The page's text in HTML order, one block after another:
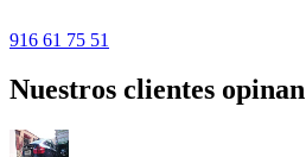
916 61 75 51
Nuestros clientes opinan